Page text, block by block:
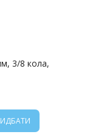
3/8 кола,